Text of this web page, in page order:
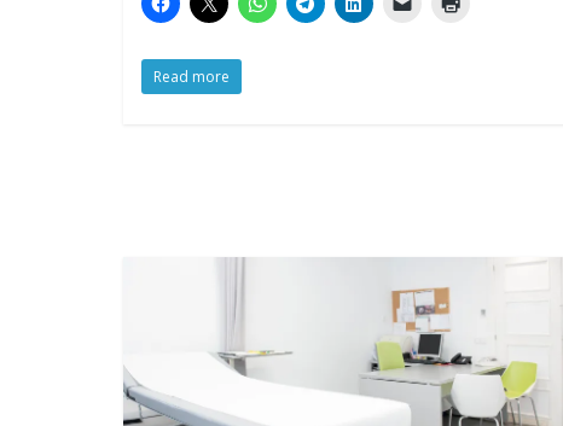
Read more